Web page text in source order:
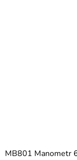
MB801 Manometr